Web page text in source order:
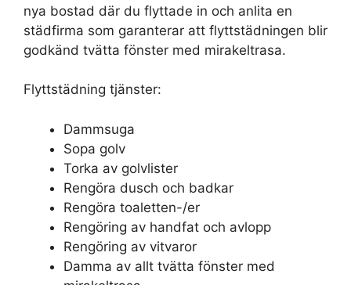
nya bostad där du flyttade in och anlita en
städfirma som garanterar att flyttstädningen blir
godkänd tvätta fönster med mirakeltrasa.
Flyttstädning tjänster:
Dammsuga
Sopa golv
Torka av golvlister
Rengöra dusch och badkar
Rengöra toaletten-/er
Rengöring av handfat och avlopp
Rengöring av vitvaror
Damma av allt tvätta fönster med